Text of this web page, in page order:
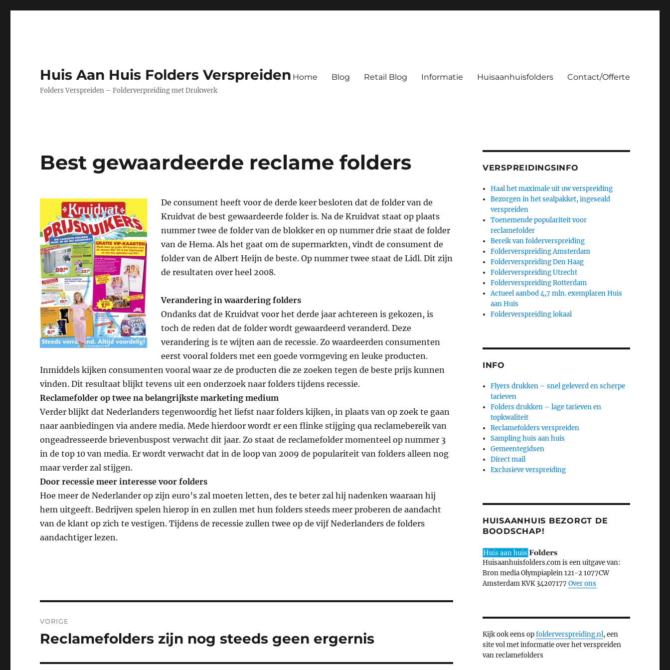
Huis Aan Huis Folders Verspreiden
Folders Verspreiden – Folderverpreiding met Drukwerk
Home Blog Retail Blog Informatie Huisaanhuisfolders Contact/Offerte
Best gewaardeerde reclame folders
De consument heeft voor de derde keer besloten dat de folder van de
Kruidvat de best gewaardeerde folder is. Na de Kruidvat staat op plaats
nummer twee de folder van de blokker en op nummer drie staat de folder
van de Hema. Als het gaat om de supermarkten, vindt de consument de
folder van de Albert Heijn de beste. Op nummer twee staat de Lidl. Dit zijn
de resultaten over heel 2008.
Verandering in waardering folders
Ondanks dat de Kruidvat voor het derde jaar achtereen is gekozen, is
toch de reden dat de folder wordt gewaardeerd veranderd. Deze
verandering is te wijten aan de recessie. Zo waardeerden consumenten
eerst vooral folders met een goede vormgeving en leuke producten.
Inmiddels kijken consumenten vooral waar ze de producten die ze zoeken tegen de beste prijs kunnen
vinden. Dit resultaat blijkt tevens uit een onderzoek naar folders tijdens recessie.
Reclamefolder op twee na belangrijkste marketing medium
Verder blijkt dat Nederlanders tegenwoordig het liefst naar folders kijken, in plaats van op zoek te gaan
naar aanbiedingen via andere media. Mede hierdoor wordt er een flinke stijging qua reclamebereik van
ongeadresseerde brievenbuspost verwacht dit jaar. Zo staat de reclamefolder momenteel op nummer 3
in de top 10 van media. Er wordt verwacht dat in de loop van 2009 de populariteit van folders alleen nog
maar verder zal stijgen.
Door recessie meer interesse voor folders
Hoe meer de Nederlander op zijn euro’s zal moeten letten, des te beter zal hij nadenken waaraan hij
hem uitgeeft. Bedrijven spelen hierop in en zullen met hun folders steeds meer proberen de aandacht
van de klant op zich te vestigen. Tijdens de recessie zullen twee op de vijf Nederlanders de folders
aandachtiger lezen.
navigatie
VORIGE
Vorig
Reclamefolders zijn nog steeds geen ergernis
VERSPREIDINGSINFO
Haal het maximale uit uw verspreiding
Bezorgen in het sealpakket, ingeseald
verspreiden
Toenemende populariteit voor
reclamefolder
Bereik van folderverspreiding
Folderverspreiding Amsterdam
Folderverspreiding Den Haag
Folderverspreiding Utrecht
Folderverspreiding Rotterdam
Actueel aanbod 4,7 mln. exemplaren Huis
aan Huis
Folderverspreiding lokaal
INFO
Flyers drukken – snel geleverd en scherpe
tarieven
Folders drukken – lage tarieven en
topkwaliteit
Reclamefolders verspreiden
Sampling huis aan huis
Gemeentegidsen
Direct mail
Exclusieve verspreiding
HUISAANHUIS BEZORGT DE
BOODSCHAP!
Huisaanhuisfolders.com is een uitgave van:
Bron media Olympiaplein 121-2 1077CW
Amsterdam KVK 34207177 Over ons
Kijk ook eens opfolderverspreiding.nl, een
site vol met informatie over het verspreiden
van reclamefolders